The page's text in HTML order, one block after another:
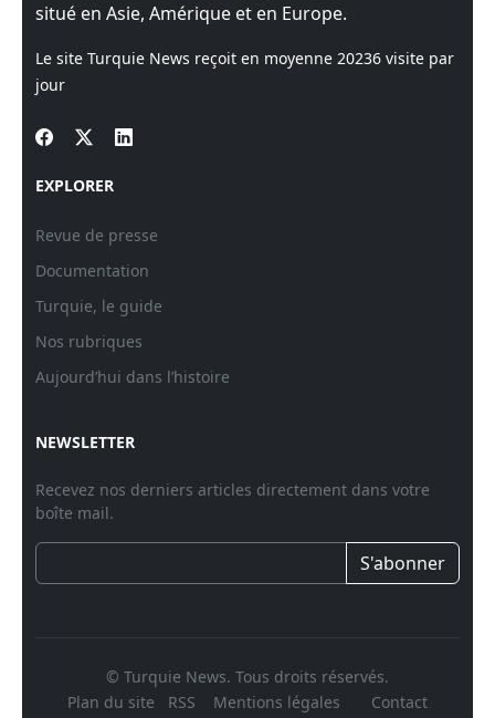
situé en Asie, Amérique et en Europe.
Le site Turquie News reçoit en moyenne 20236 visite par
jour
EXPLORER
Revue de presse
Documentation
Turquie, le guide
Nos rubriques
Aujourd’hui dans l’histoire
NEWSLETTER
Recevez nos derniers articles directement dans votre
boîte mail.
S'abonner
© Turquie News. Tous droits réservés.
Plan du site
RSS Mentions légales Contact